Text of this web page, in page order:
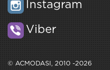
Instagram
Viber
© ACMODASI, 2010 -2026